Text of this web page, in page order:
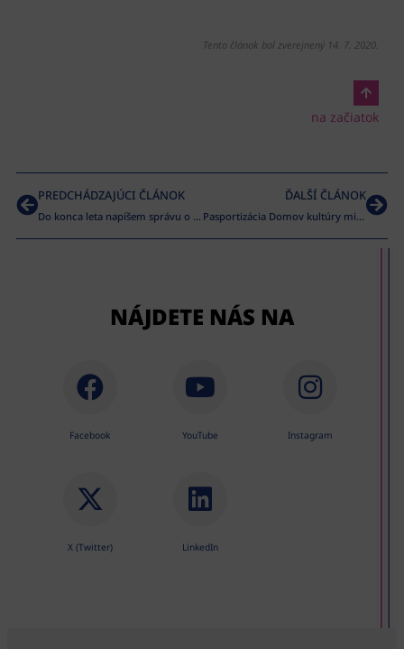
Tento článok bol zverejnený 14. 7. 2020.
na začiatok
PREDCHÁDZAJÚCI ČLÁNOK
Do konca leta napíšem správu o svete
ĎALŠÍ ČLÁNOK
Pasportizácia Domov kultúry miest a obcí SR
NÁJDETE NÁS NA
Facebook YouTube Instagram
X (Twitter) LinkedIn